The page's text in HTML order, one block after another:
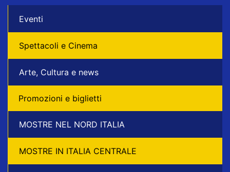
Eventi
Spettacoli e Cinema
Arte, Cultura e news
Promozioni e biglietti
MOSTRE NEL NORD ITALIA
MOSTRE IN ITALIA CENTRALE